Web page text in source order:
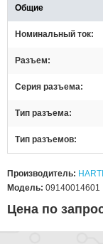
Общие
Номинальный ток
Разъем
Серия разъема
Тип разъема
Тип разъемов
Производитель:
Модель: 09140014601
Цена по